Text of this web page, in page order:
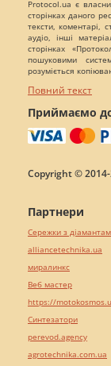
Protocol.ua є
сторінках даного
тексти, коментарі,
аудіо, інші
сторінках
пошуковими
розуміється
Повний текст
Приймаємо
Copyright © 2014-
Партнери
Сережки з
alliancetechnika.ua
миралинкс
Веб мастер
https://
Синтезатори
perevod.agency
agrotechnika.com.ua